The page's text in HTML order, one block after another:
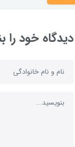
دیدگاه خود را